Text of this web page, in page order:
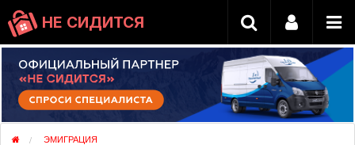
НЕ СИДИТСЯ
ЭМИГРАЦИЯ